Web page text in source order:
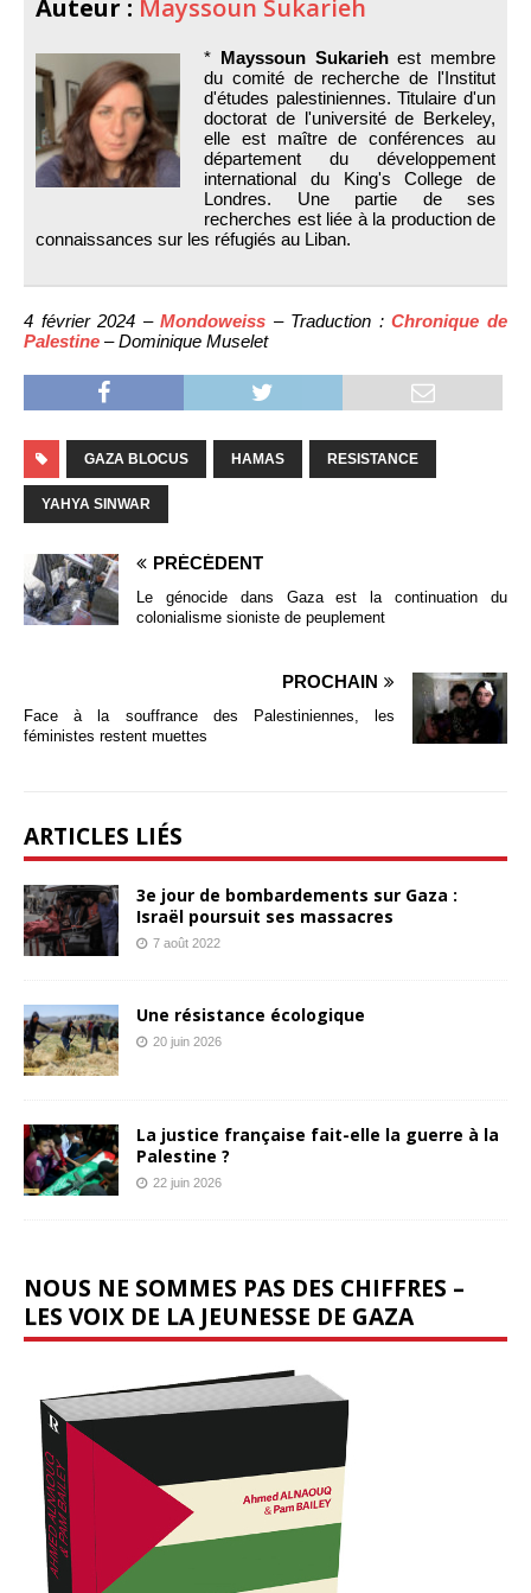
Auteur : Mayssoun Sukarieh
* Mayssoun Sukariehest membre
du comité de recherche de l'Institut
d'études palestiniennes. Titulaire d'un
doctorat de l'université de Berkeley,
elle est maître de conférences au
département du développement
international du King's College de
Londres. Une partie de ses
recherches est liée à la production de
connaissances sur les réfugiés au Liban.
4 février 2024 –Mondoweiss – Traduction :Chronique de
Palestine – Dominique Muselet
GAZA BLOCUS HAMAS RESISTANCE
YAHYA SINWAR
PRÉCÉDENT
Le génocide dans Gaza est la continuation du
colonialisme sioniste de peuplement
PROCHAIN
Face à la souffrance des Palestiniennes, les
féministes restent muettes
ARTICLES LIÉS
3e jour de bombardements sur Gaza :
Israël poursuit ses massacres
7 août 2022
Une résistance écologique
20 juin 2026
La justice française fait-elle la guerre à la
Palestine ?
22 juin 2026
NOUS NE SOMMES PAS DES CHIFFRES –
LES VOIX DE LA JEUNESSE DE GAZA